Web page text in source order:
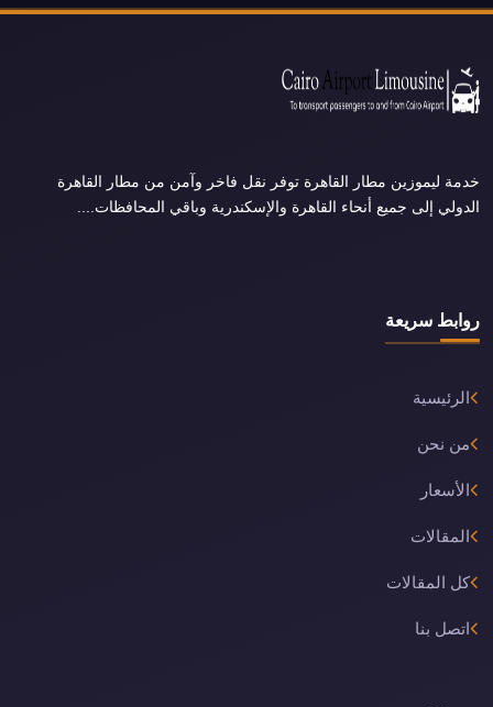
خدمة ليموزين مطار القاهرة توفر نقل فاخر وآمن من مطار القاهرة
الدولي إلى جميع أنحاء القاهرة والإسكندرية وباقي المحافظات....
روابط سريعة
الرئيسية
من نحن
الأسعار
المقالات
كل المقالات
اتصل بنا